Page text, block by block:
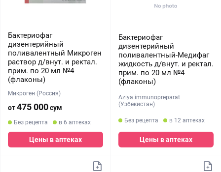
Бактериофаг
дизентерийный
поливалентный Микроген
раствор д/внут. и ректал.
прим. по 20 мл №4
(флаконы)
Микроген (Россия)
от475 000сум
Без рецепта в 6 аптеках
Цены в аптеках
Бактериофаг
дизентерийный
поливалентный-Медифаг
жидкость д/внут. и ректал.
прим. по 20 мл №4
(флаконы)
Aziya immunopreparat
(Узбекистан)
Без рецепта в 12 аптеках
Цены в аптеках